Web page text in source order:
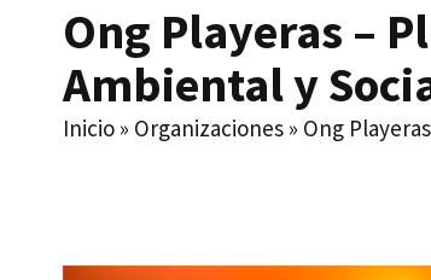
Ong Playeras –
Ambiental y
Inicio » Organizaciones » Ong